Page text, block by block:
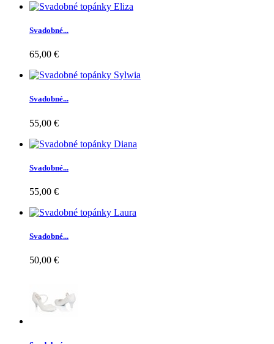
Svadobné...
65,00 €
Svadobné...
55,00 €
Svadobné...
55,00 €
Svadobné...
50,00 €